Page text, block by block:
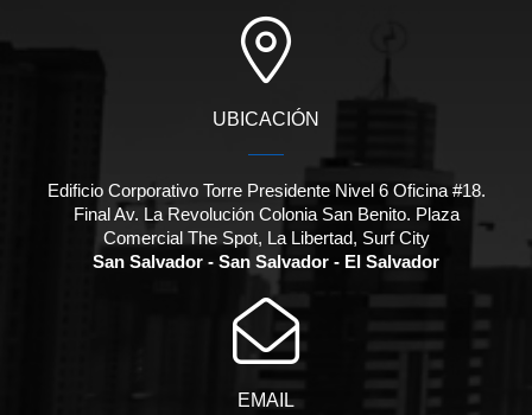
UBICACIÓN
Edificio Corporativo Torre Presidente Nivel 6 Oficina #18.
Final Av. La Revolución Colonia San Benito. Plaza
Comercial The Spot, La Libertad, Surf City
San Salvador - San Salvador - El Salvador
EMAIL